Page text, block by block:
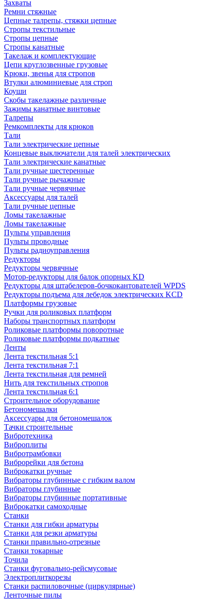
Захваты
Ремни стяжные
Цепные талрепы, стяжки цепные
Стропы текстильные
Стропы цепные
Стропы канатные
Такелаж и комплектующие
Цепи круглозвенные грузовые
Крюки, звенья для стропов
Втулки алюминиевые для строп
Коуши
Скобы такелажные различные
Зажимы канатные винтовые
Талрепы
Ремкомплекты для крюков
Тали
Тали электрические цепные
Концевые выключатели для талей электрических
Тали электрические канатные
Тали ручные шестеренные
Тали ручные рычажные
Тали ручные червячные
Аксессуары для талей
Тали ручные цепные
Ломы такелажные
Ломы такелажные
Пульты управления
Пульты проводные
Пульты радиоуправления
Редукторы
Редукторы червячные
Мотор-редукторы для балок опорных KD
Редукторы для штабелеров-бочкокантователей WPDS
Редукторы подъема для лебедок электрических KCD
Платформы грузовые
Ручки для роликовых платформ
Наборы транспортных платформ
Роликовые платформы поворотные
Роликовые платформы подкатные
Ленты
Лента текстильная 5:1
Лента текстильная 7:1
Лента текстильная для ремней
Нить для текстильных стропов
Лента текстильная 6:1
Строительное оборудование
Бетономешалки
Аксессуары для бетономешалок
Тачки строительные
Вибротехника
Виброплиты
Вибротрамбовки
Виброрейки для бетона
Виброкатки ручные
Вибраторы глубинные с гибким валом
Вибраторы глубинные
Вибраторы глубинные портативные
Виброкатки самоходные
Станки
Станки для гибки арматуры
Станки для резки арматуры
Станки правильно-отрезные
Станки токарные
Точила
Станки фуговально-рейсмусовые
Электроплиткорезы
Станки распиловочные (циркулярные)
Ленточные пилы